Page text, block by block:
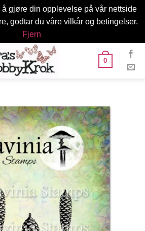
gjøre din opplevelse på vår nettside
godtar du våre vilkår og betingelser.
Fjern
0